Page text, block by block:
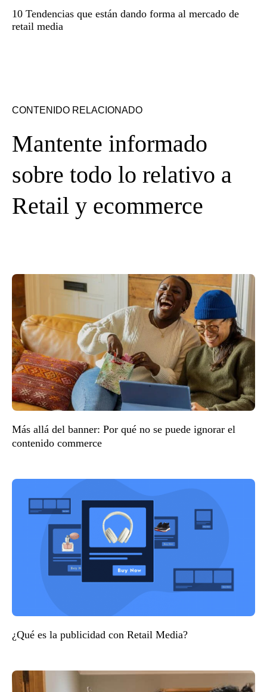
10 Tendencias que están dando forma al mercado de
retail media
CONTENIDO RELACIONADO
Mantente informado
sobre todo lo relativo a
Retail y ecommerce
Más allá del banner: Por qué no se puede ignorar el
contenido commerce
¿Qué es la publicidad con Retail Media?